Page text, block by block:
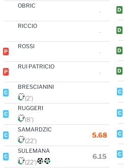
OBRIC
-
RICCIO
-
P
ROSSI
-
P
RUI PATRICIO
-
C
BRESCIANINI
(2')
C
RUGGERI
(8')
C
SAMARDZIC
(22')
5.68
C
SULEMANA
(22')
6.15
D
D
D
D
C
C
C
C